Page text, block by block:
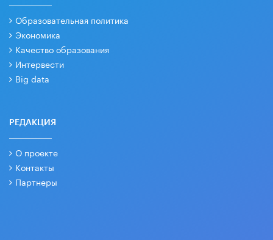
Образовательная политика
Экономика
Качество образования
Интервести
Big data
РЕДАКЦИЯ
О проекте
Контакты
Партнеры